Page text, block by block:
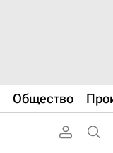
Общество